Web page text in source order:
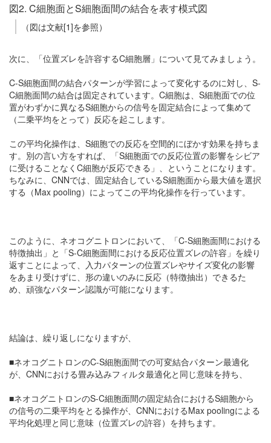
図2. C細胞面とS細胞面間の結合を表す模式図
（図は文献[1]を参照）
次に、「位置ズレを許容するC細胞層」について見てみましょう。
C-S細胞面間の結合パターンが学習によって変化するのに対し、S-
C細胞面間の結合は固定されています。C細胞は、S細胞面での位
置がわずかに異なるS細胞からの信号を固定結合によって集めて
（二乗平均をとって）反応を起こします。
この平均化操作は、S細胞での反応を空間的にぼかす効果を持ちま
す。別の言い方をすれば、「S細胞面での反応位置の影響をシビア
に受けることなくC細胞が反応できる」、ということになります。
ちなみに、CNNでは、固定結合しているS細胞面から最大値を選択
する（Max pooling）によってこの平均化操作を行っています。
このように、ネオコグニトロンにおいて、「C-S細胞面間における
特徴抽出」と「S-C細胞面間における反応位置ズレの許容」を繰り
返すことによって、入力パターンの位置ズレやサイズ変化の影響
をあまり受けずに、形の違いのみに反応（特徴抽出）できるた
め、頑強なパターン認識が可能になります。
結論は、繰り返しになりますが、
■ネオコグニトロンのC-S細胞面間での可変結合パターン最適化
が、CNNにおける畳み込みフィルタ最適化と同じ意味を持ち、
■ネオコグニトロンのS-C細胞面間の固定結合におけるS細胞から
の信号の二乗平均をとる操作が、CNNにおけるMax poolingによる
平均化処理と同じ意味（位置ズレの許容）を持ちます。